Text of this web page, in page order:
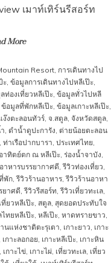
เมาท์เทิร์นรีสอร์ท
More
Resort, การเดินทางไป
ะ, ข้อมูลการเดินทางไปหลีเป๊ะ,
ท่องเที่ยวหลีเป๊ะ, ข้อมูลทั่วไปหลี
ข้อมูลที่พักหลีเป๊ะ, ข้อมูลเกาะหลีเป๊ะ,
ง๊งตะลอนทัวร์, จ.สตูล, จังหวัดสตูล,
, ดำน้ำดูปะการัง, ต่ายน้อยตะลอน
ท่าเรือปากบารา, ประเทศไทย,
าทิตย์ตก ณ หลีเป๊ะ, ร่องน้ำจาบัง,
าหารบรรยากาศดี,รีวิวท่องเที่ยว,
พัก,รีวิวร้านอาหาร,รีวิวร้านอาหา
ยาศดี,รีวิวรีสอร์ท,รีวิวเที่ยวทะเล,
ที่ยวหลีเป๊ะ, สตูล, สุดยอดประทับใจ
ไทยหลีเป๊ะ, หลีเป๊ะ, หาดทรายขาว,
นแห่งชาติตะรุเตา, เกาะยาว, เกาะ
เกาะลอกอย, เกาะหลีเป๊ะ, เกาะหิน
, เกาะไข่, เกาะไผ่, เที่ยวทะเล, เที่ยว